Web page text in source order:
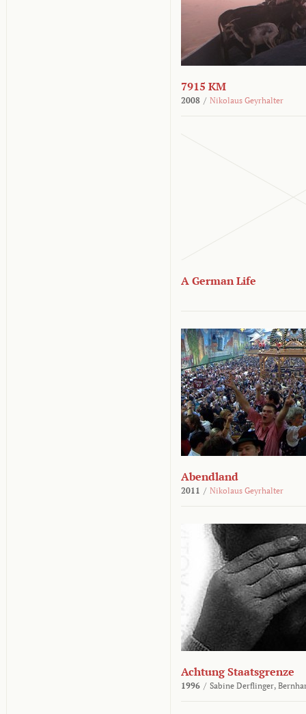
7915 KM
2008 / Nikolaus Geyrhalter
A German Life
Abendland
2011 / Nikolaus Geyrhalter
Achtung Staatsgrenze
1996 / Sabine Derflinger,